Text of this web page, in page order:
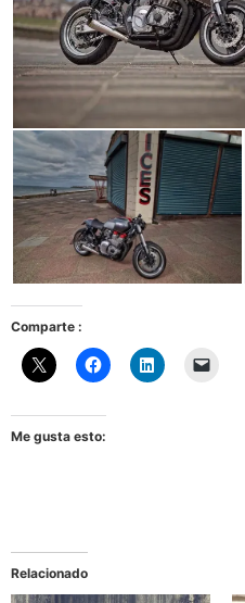
Comparte :
Me gusta esto:
Relacionado